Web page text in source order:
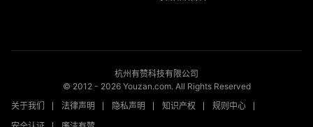
杭州有赞科技有限公司
© 2012 - 2026Youzan.com. All Rights Reserved
关于我们
法律声明 隐私声明 知识产权
规则中心